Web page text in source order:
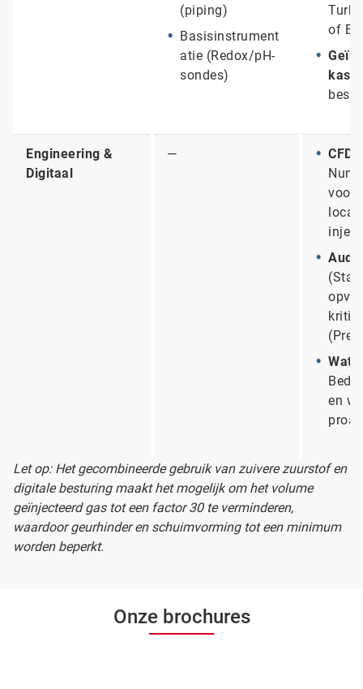
(piping)
Basisinstrument
atie (Redox/pH-
sondes)
of
kast:
Engineering &
Digitaal
—
voor
en
Let op: Het gecombineerde gebruik van zuivere zuurstof en
digitale besturing maakt het mogelijk om het volume
geïnjecteerd gas tot een factor 30 te verminderen,
waardoor geurhinder en schuimvorming tot een minimum
worden beperkt.
Onze brochures